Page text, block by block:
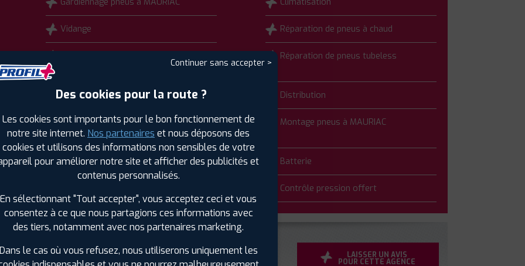
Vidange Réparation de pneus à chaud
Réparation de pneus tubeless
Habilitation Electrique (BOL) Distribution
Accès Camping Car et véhicules
utilitaires carrossés
Montage pneus à MAURIAC
Intervention sur système TPMS Batterie
Contrôle pression offert
LAISSER UN AVIS
POUR CETTE AGENCE
Continuer sans accepter >
Des cookies pour la route ?
Les cookies sont importants pour le bon fonctionnement de
notre site internet. Nos partenaires et nous déposons des
cookies et utilisons des informations non sensibles de votre
pour améliorer notre site et afficher des publicités et
contenus personnalisés.
En sélectionnant "Tout accepter", vous acceptez ceci et vous
consentez à ce que nous partagions ces informations avec
des tiers, notamment avec nos partenaires marketing.
le cas où vous refusez, nous utiliserons uniquement les